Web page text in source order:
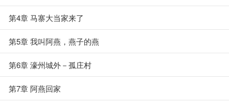
第4章 马寨大当家来了
第5章 我叫阿燕，燕子的燕
第6章 濠州城外－孤庄村
第7章 阿燕回家